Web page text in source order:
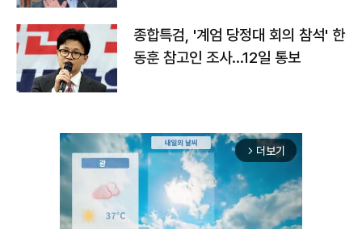
종합특검, '계엄 당정대 회의 참석' 한
동훈 참고인 조사...12일 통보
arrow_forward_ios 더보기